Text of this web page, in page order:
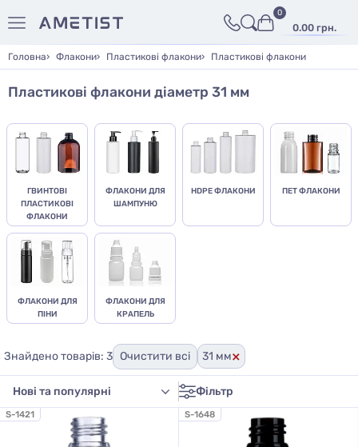
0.00 грн.
0
Головна Флакони Пластикові флакони Пластикові флакони
Пластикові флакони діаметр 31 мм
ГВИНТОВІ
ПЛАСТИКОВІ
ФЛАКОНИ
ФЛАКОНИ ДЛЯ
ШАМПУНЮ
HDPE ФЛАКОНИ ПЕТ ФЛАКОНИ
ФЛАКОНИ ДЛЯ
ПІНИ
ФЛАКОНИ ДЛЯ
КРАПЕЛЬ
Знайдено товарів: 3 Очистити всі 31 мм×
Фільтр
S-1421 S-1648